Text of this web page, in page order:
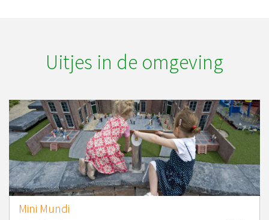
Uitjes in de omgeving
Mini Mundi